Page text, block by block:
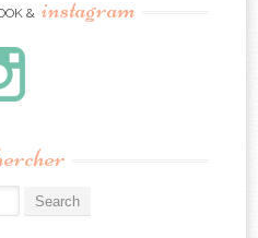
& instagram